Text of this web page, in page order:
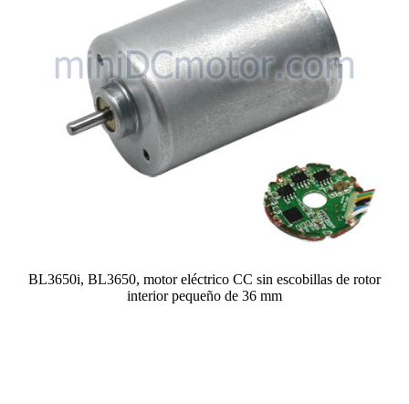
BL3650i, BL3650, motor eléctrico CC sin escobillas de rotor
interior pequeño de 36 mm